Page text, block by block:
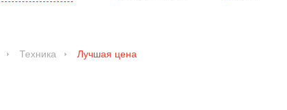
Техника Лучшая цена